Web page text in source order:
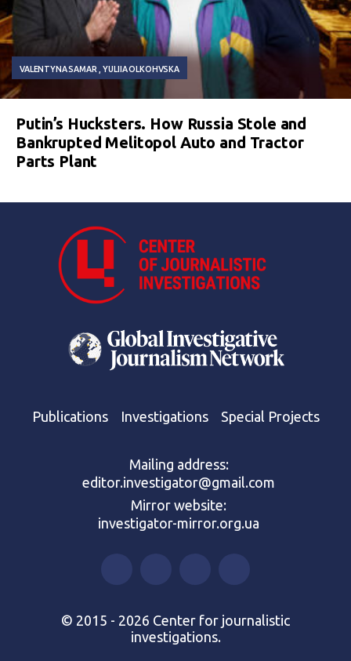
VALENTYNA SAMAR YULIIA OLKOHVSKA
Putin’s Hucksters. How Russia Stole and
Bankrupted Melitopol Auto and Tractor
Parts Plant
Publications Investigations Special Projects
Mailing address:
editor.investigator@gmail.com
Mirror website:
investigator-mirror.org.ua
© 2015 - 2026 Center for journalistic
investigations.